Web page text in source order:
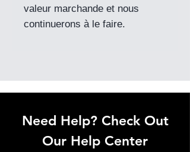
valeur marchande et nous
continuerons à le faire.
Need Help? Check Out
Our Help Center